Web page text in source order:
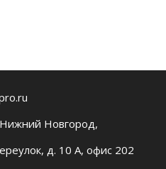
Новгород,
д. 10 А, офис 202